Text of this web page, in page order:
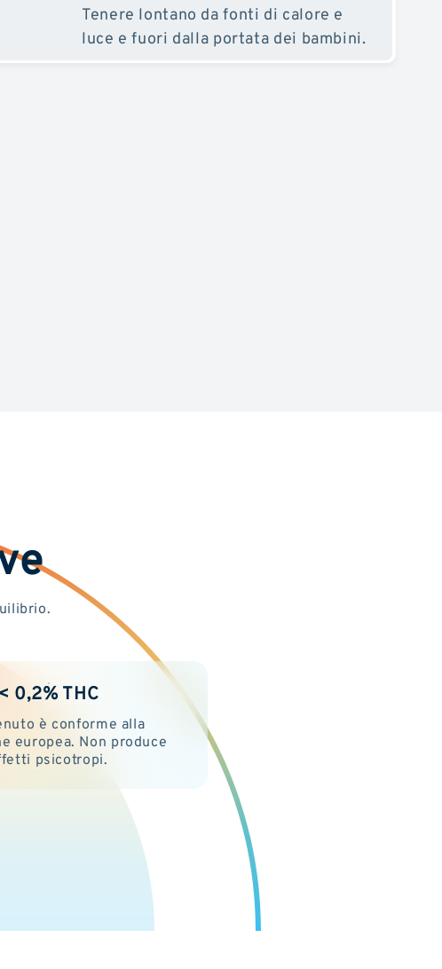
Tenere lontano da fonti di calore e
luce e fuori dalla portata dei bambini.
0,2% THC
è conforme alla
europea. Non produce
psicotropi.